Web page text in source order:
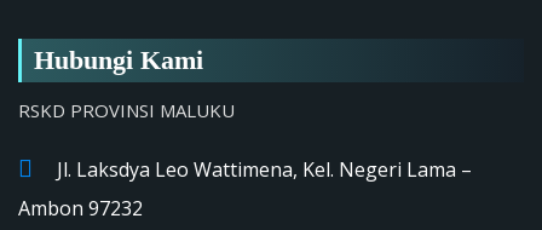
Hubungi Kami
RSKD PROVINSI MALUKU
Jl. Laksdya Leo Wattimena, Kel. Negeri Lama –
Ambon 97232